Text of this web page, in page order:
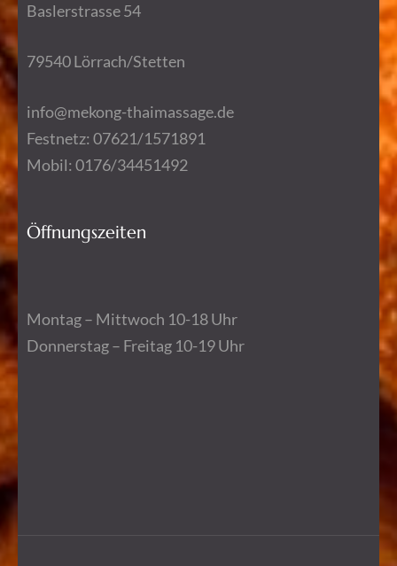
Baslerstrasse 54
79540 Lörrach/Stetten
info@mekong-thaimassage.de
Festnetz: 07621/1571891
Mobil: 0176/34451492
Öffnungszeiten
Montag – Mittwoch 10-18 Uhr
Donnerstag – Freitag 10-19 Uhr